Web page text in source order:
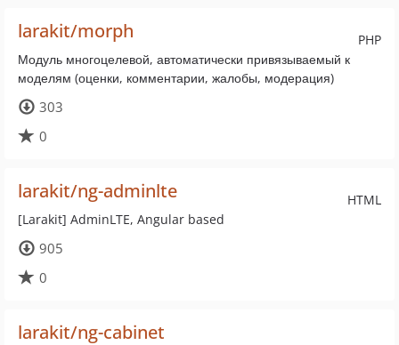
PHP
larakit/morph
Модуль многоцелевой, автоматически привязываемый к
моделям (оценки, комментарии, жалобы, модерация)
303
0
HTML
larakit/ng-adminlte
[Larakit] AdminLTE, Angular based
905
0
larakit/ng-cabinet